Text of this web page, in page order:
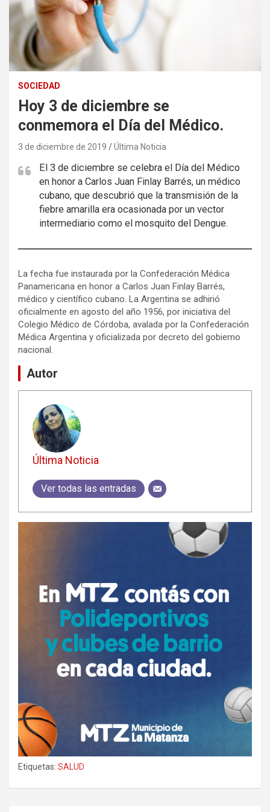
SOCIEDAD
Hoy 3 de diciembre se
conmemora el Día del Médico.
3 de diciembre de 2019 Última Noticia
El 3 de diciembre se celebra el Día del Médico
en honor a Carlos Juan Finlay Barrés, un médico
cubano, que descubrió que la transmisión de la
fiebre amarilla era ocasionada por un vector
intermediario como el mosquito del Dengue.
La fecha fue instaurada por la Confederación Médica
Panamericana en honor a Carlos Juan Finlay Barrés,
médico y científico cubano. La Argentina se adhirió
oficialmente en agosto del año 1956, por iniciativa del
Colegio Médico de Córdoba, avalada por la Confederación
Médica Argentina y oficializada por decreto del gobierno
nacional.
Autor
Última Noticia
Ver todas las entradas
Etiquetas: SALUD